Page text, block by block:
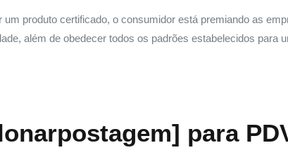
um produto certificado, o consumidor está premiando as
além de obedecer todos os padrões estabelecidos para
para